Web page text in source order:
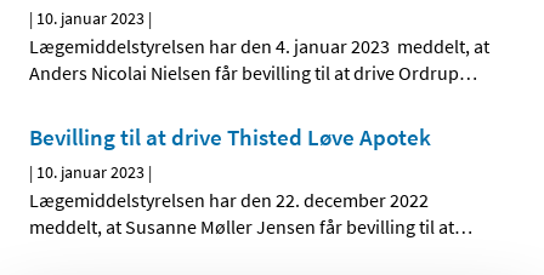
| 10. januar 2023 |
Lægemiddelstyrelsen har den 4. januar 2023 meddelt, at
Anders Nicolai Nielsen får bevilling til at drive Ordrup…
Bevilling til at drive Thisted Løve Apotek
| 10. januar 2023 |
Lægemiddelstyrelsen har den 22. december 2022
meddelt, at Susanne Møller Jensen får bevilling til at…